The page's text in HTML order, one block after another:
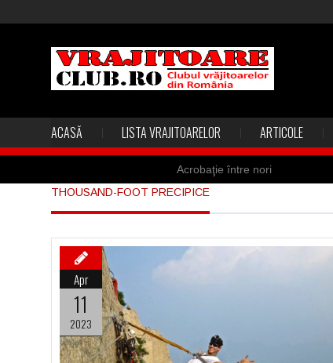
ACASĂ LISTA VRAJITOARELOR ARTICOLE
Acrobaţie între nori
Marea vânătoare de vrăjitoare
Derba, un oraş misterios vizitat
THOUSAND-FOOT PRECIPICE
Apr
11
2023